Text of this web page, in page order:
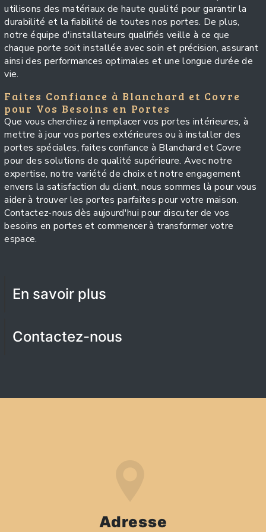
utilisons des matériaux de haute qualité pour garantir la
durabilité et la fiabilité de toutes nos portes. De plus,
notre équipe d'installateurs qualifiés veille à ce que
chaque porte soit installée avec soin et précision, assurant
ainsi des performances optimales et une longue durée de
vie.
Faites Confiance à Blanchard et Covre
pour Vos Besoins en Portes
Que vous cherchiez à remplacer vos portes intérieures, à
mettre à jour vos portes extérieures ou à installer des
portes spéciales, faites confiance à Blanchard et Covre
pour des solutions de qualité supérieure. Avec notre
expertise, notre variété de choix et notre engagement
envers la satisfaction du client, nous sommes là pour vous
aider à trouver les portes parfaites pour votre maison.
Contactez-nous dès aujourd'hui pour discuter de vos
besoins en portes et commencer à transformer votre
espace.
En savoir plus
Contactez-nous
Adresse